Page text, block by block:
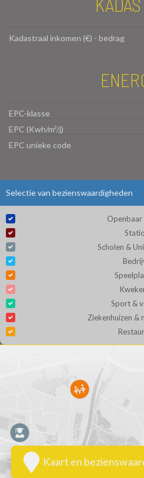
Kadastraal inkomen (€) - bedrag
EPC-klasse
EPC (Kwh/m²/j)
EPC unieke code
Selectie van bezienswaardigheden
Scholen &
Sport &
Ziekenhuizen &
Kaart en